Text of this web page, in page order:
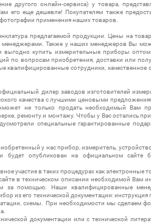
другого онлайн-сервиса) у товара,
его еще дешевле! Покупателям также
применения наших товаров.
предлагаемой продукции. Цены на
менеджерами. Также у наших менеджеров Вы
купить измерительные приборы
по вопросам приобретения, доставки или
квалифицированные сотрудники, качественное
дилер заводов изготовителей
качества с лучшими ценовыми
не только продать необходимый Вам
ремонту и монтажу. Чтобы у Вас остались
специальные гарантированные
у нас прибор, измеритель,
опубликован на официальном сайте
участие в таких процедурах как электронные
в техническом описании необходимой Вам
за помощью. Наши квалифицированные
из его технической документации: инструкция
схемы. При необходимости мы сделаем
документации или с технической